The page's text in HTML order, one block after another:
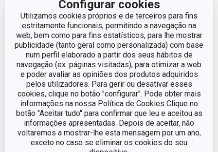
Configurar cookies
Utilizamos cookies próprios e de terceiros para fins
estritamente funcionais, permitindo a navegação na
web, bem como para fins estatísticos, para lhe mostrar
publicidade (tanto geral como personalizada) com base
num perfil elaborado a partir dos seus hábitos de
navegação (ex. páginas visitadas), para otimizar a web
e poder avaliar as opiniões dos produtos adquiridos
pelos utilizadores. Para gerir ou desativar esses
cookies, clique no botão "configurar". Pode obter mais
informações na nossa Política de Cookies Clique no
botão "Aceitar tudo" para confirmar que leu e aceitou as
informações apresentadas. Depois de aceitar, não
voltaremos a mostrar-lhe esta mensagem por um ano,
exceto no caso se eliminar os cookies do seu
Moinho de sal elétrico
Moinho de pimenta